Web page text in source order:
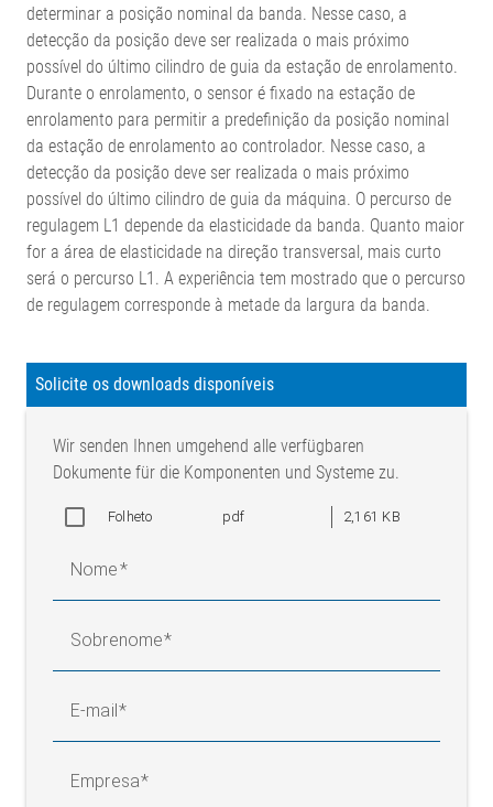
determinar a posição nominal da banda. Nesse caso, a
detecção da posição deve ser realizada o mais próximo
possível do último cilindro de guia da estação de enrolamento.
Durante o enrolamento, o sensor é fixado na estação de
enrolamento para permitir a predefinição da posição nominal
da estação de enrolamento ao controlador. Nesse caso, a
detecção da posição deve ser realizada o mais próximo
possível do último cilindro de guia da máquina. O percurso de
regulagem L1 depende da elasticidade da banda. Quanto maior
for a área de elasticidade na direção transversal, mais curto
será o percurso L1. A experiência tem mostrado que o percurso
de regulagem corresponde à metade da largura da banda.
Solicite os downloads disponíveis
Wir senden Ihnen umgehend alle verfügbaren
Dokumente für die Komponenten und Systeme zu.
Folheto pdf 2,161 KB
Nome
Sobrenome
E-mail
Empresa